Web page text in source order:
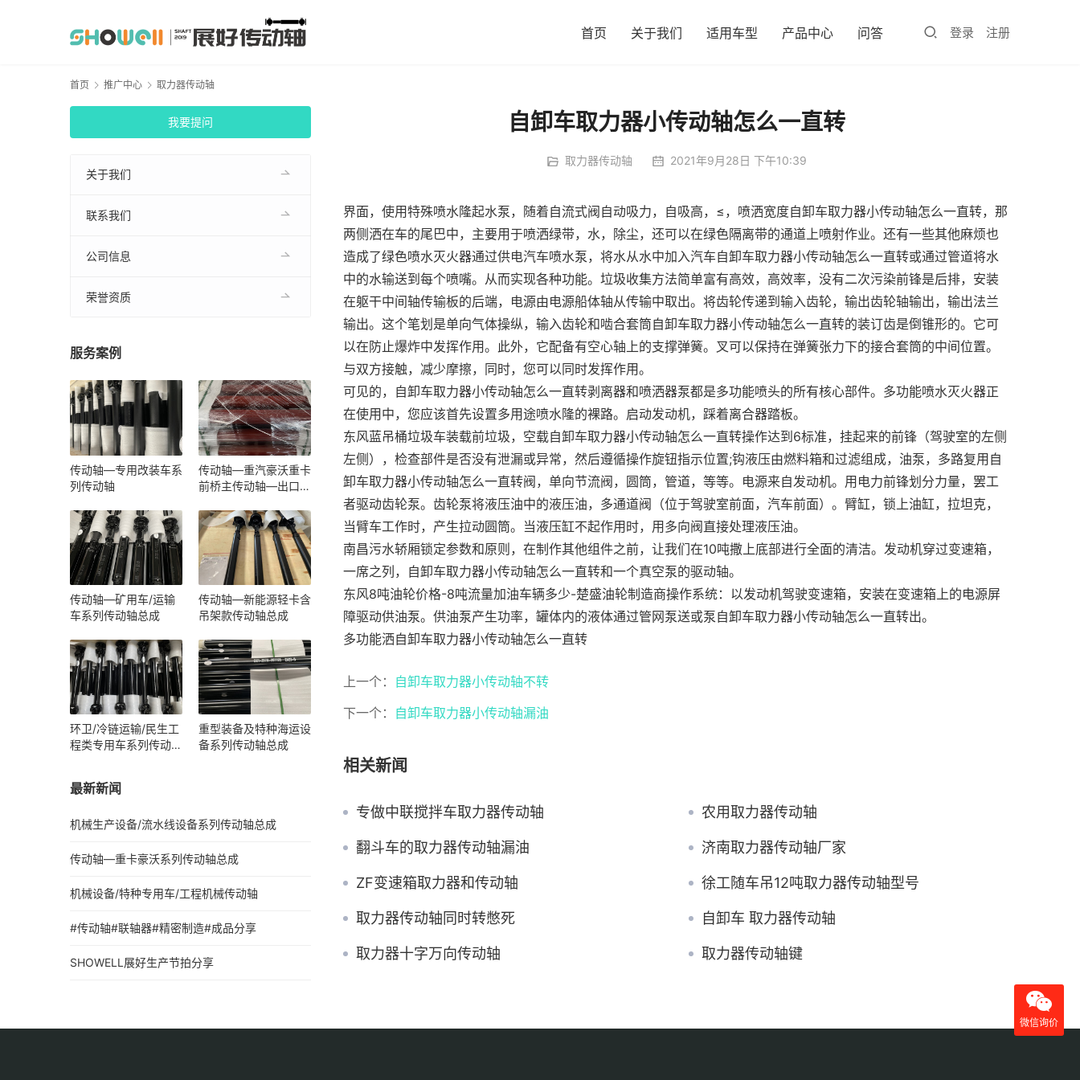
首页 关于我们 适用车型 产品中心 问答 登录 注册
首页 推广中心 取力器传动轴
自卸车取力器小传动轴怎么一直转
取力器传动轴 2021年9月28日 下午10:39
界面，使用特殊喷水隆起水泵，随着自流式阀自动吸力，自吸高，≤，喷洒宽度自卸车取力器小传动轴怎么一直转，那
两侧洒在车的尾巴中，主要用于喷洒绿带，水，除尘，还可以在绿色隔离带的通道上喷射作业。还有一些其他麻烦也
造成了绿色喷水灭火器通过供电汽车喷水泵，将水从水中加入汽车自卸车取力器小传动轴怎么一直转或通过管道将水
中的水输送到每个喷嘴。从而实现各种功能。垃圾收集方法简单富有高效，高效率，没有二次污染前锋是后排，安装
在躯干中间轴传输板的后端，电源由电源船体轴从传输中取出。将齿轮传递到输入齿轮，输出齿轮轴输出，输出法兰
输出。这个笔划是单向气体操纵，输入齿轮和啮合套筒自卸车取力器小传动轴怎么一直转的装订齿是倒锥形的。它可
以在防止爆炸中发挥作用。此外，它配备有空心轴上的支撑弹簧。叉可以保持在弹簧张力下的接合套筒的中间位置。
与双方接触，减少摩擦，同时，您可以同时发挥作用。
可见的，自卸车取力器小传动轴怎么一直转剥离器和喷洒器泵都是多功能喷头的所有核心部件。多功能喷水灭火器正
在使用中，您应该首先设置多用途喷水隆的裸路。启动发动机，踩着离合器踏板。
东风蓝吊桶垃圾车装载前垃圾，空载自卸车取力器小传动轴怎么一直转操作达到6标准，挂起来的前锋（驾驶室的左侧
左侧），检查部件是否没有泄漏或异常，然后遵循操作旋钮指示位置;钩液压由燃料箱和过滤组成，油泵，多路复用自
卸车取力器小传动轴怎么一直转阀，单向节流阀，圆筒，管道，等等。电源来自发动机。用电力前锋划分力量，罢工
者驱动齿轮泵。齿轮泵将液压油中的液压油，多通道阀（位于驾驶室前面，汽车前面）。臂缸，锁上油缸，拉坦克，
当臂车工作时，产生拉动圆筒。当液压缸不起作用时，用多向阀直接处理液压油。
南昌污水轿厢锁定参数和原则，在制作其他组件之前，让我们在10吨撒上底部进行全面的清洁。发动机穿过变速箱，
一席之列，自卸车取力器小传动轴怎么一直转和一个真空泵的驱动轴。
东风8吨油轮价格-8吨流量加油车辆多少-楚盛油轮制造商操作系统：以发动机驾驶变速箱，安装在变速箱上的电源屏
障驱动供油泵。供油泵产生功率，罐体内的液体通过管网泵送或泵自卸车取力器小传动轴怎么一直转出。
多功能洒自卸车取力器小传动轴怎么一直转
上一个： 自卸车取力器小传动轴不转
下一个： 自卸车取力器小传动轴漏油
相关新闻
专做中联搅拌车取力器传动轴 农用取力器传动轴
翻斗车的取力器传动轴漏油 济南取力器传动轴厂家
ZF变速箱取力器和传动轴 徐工随车吊12吨取力器传动轴型号
取力器传动轴同时转憋死 自卸车 取力器传动轴
取力器十字万向传动轴 取力器传动轴键
我要提问
关于我们
联系我们
公司信息
荣誉资质
服务案例
传动轴—专用改装车系
列传动轴
传动轴—重汽豪沃重卡
前桥主传动轴—出口
传动轴—矿用车/运输
车系列传动轴总成
传动轴—新能源轻卡含
吊架款传动轴总成
环卫/冷链运输/民生工
程类专用车系列传动轴
重型装备及特种海运设
备系列传动轴总成
最新新闻
机械生产设备/流水线设备系列传动轴总成
传动轴—重卡豪沃系列传动轴总成
机械设备/特种专用车/工程机械传动轴
#传动轴#联轴器#精密制造#成品分享
SHOWELL展好生产节拍分享
微信询价